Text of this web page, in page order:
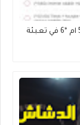
ما الافضل *5 ام *6 في تعبئة